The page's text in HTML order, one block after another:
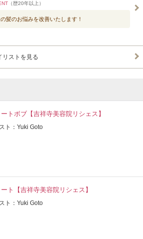
（歴20年以上）
髪のお悩みを改善いたします！
リストを見る
トボブ【吉祥寺美容院リシェス】
ト：Yuki Goto
ト【吉祥寺美容院リシェス】
ト：Yuki Goto